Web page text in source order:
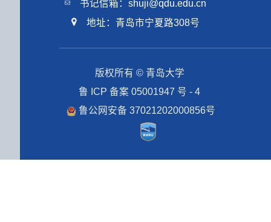
书记信箱：shuji@qdu.edu.cn
地址：青岛市宁夏路308号
版权所有 © 青岛大学
鲁 ICP 备案 05001947 号 - 4
鲁公网安备 37021202000856号